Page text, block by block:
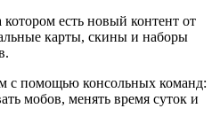
есть новый контент от
карты, скины и наборы
с помощью консольных команд:
мобов, менять время суток и